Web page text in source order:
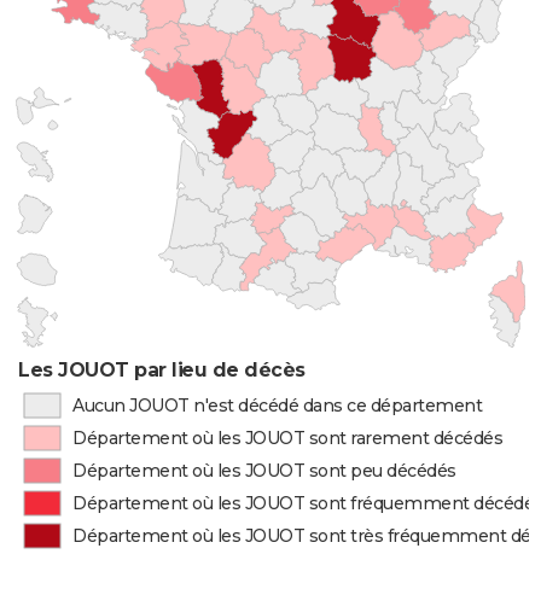
Les JOUOT par lieu de décès
Aucun JOUOT n'est décédé dans ce département
Département où les JOUOT sont rarement décédés
Département où les JOUOT sont peu décédés
Département où les JOUOT sont fréquemment
Département où les JOUOT sont très fréquemment